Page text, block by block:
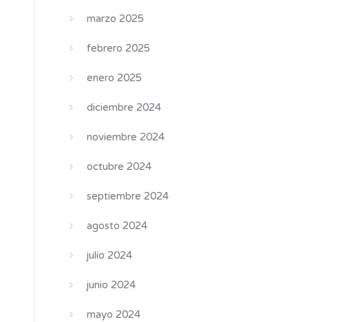
marzo 2025
febrero 2025
enero 2025
diciembre 2024
noviembre 2024
octubre 2024
septiembre 2024
agosto 2024
julio 2024
junio 2024
mayo 2024